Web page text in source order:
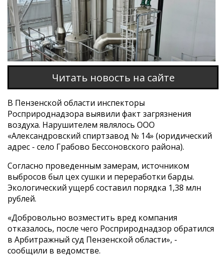
Читать новость на сайте
В Пензенской области инспекторы
Росприроднадзора выявили факт загрязнения
воздуха. Нарушителем являлось ООО
«Александровский спиртзавод № 14» (юридический
адрес - село Грабово Бессоновского района).
Согласно проведенным замерам, источником
выбросов был цех сушки и переработки барды.
Экологический ущерб составил порядка 1,38 млн
рублей.
«Добровольно возместить вред компания
отказалось, после чего Росприроднадзор обратился
в Арбитражный суд Пензенской области», -
сообщили в ведомстве.